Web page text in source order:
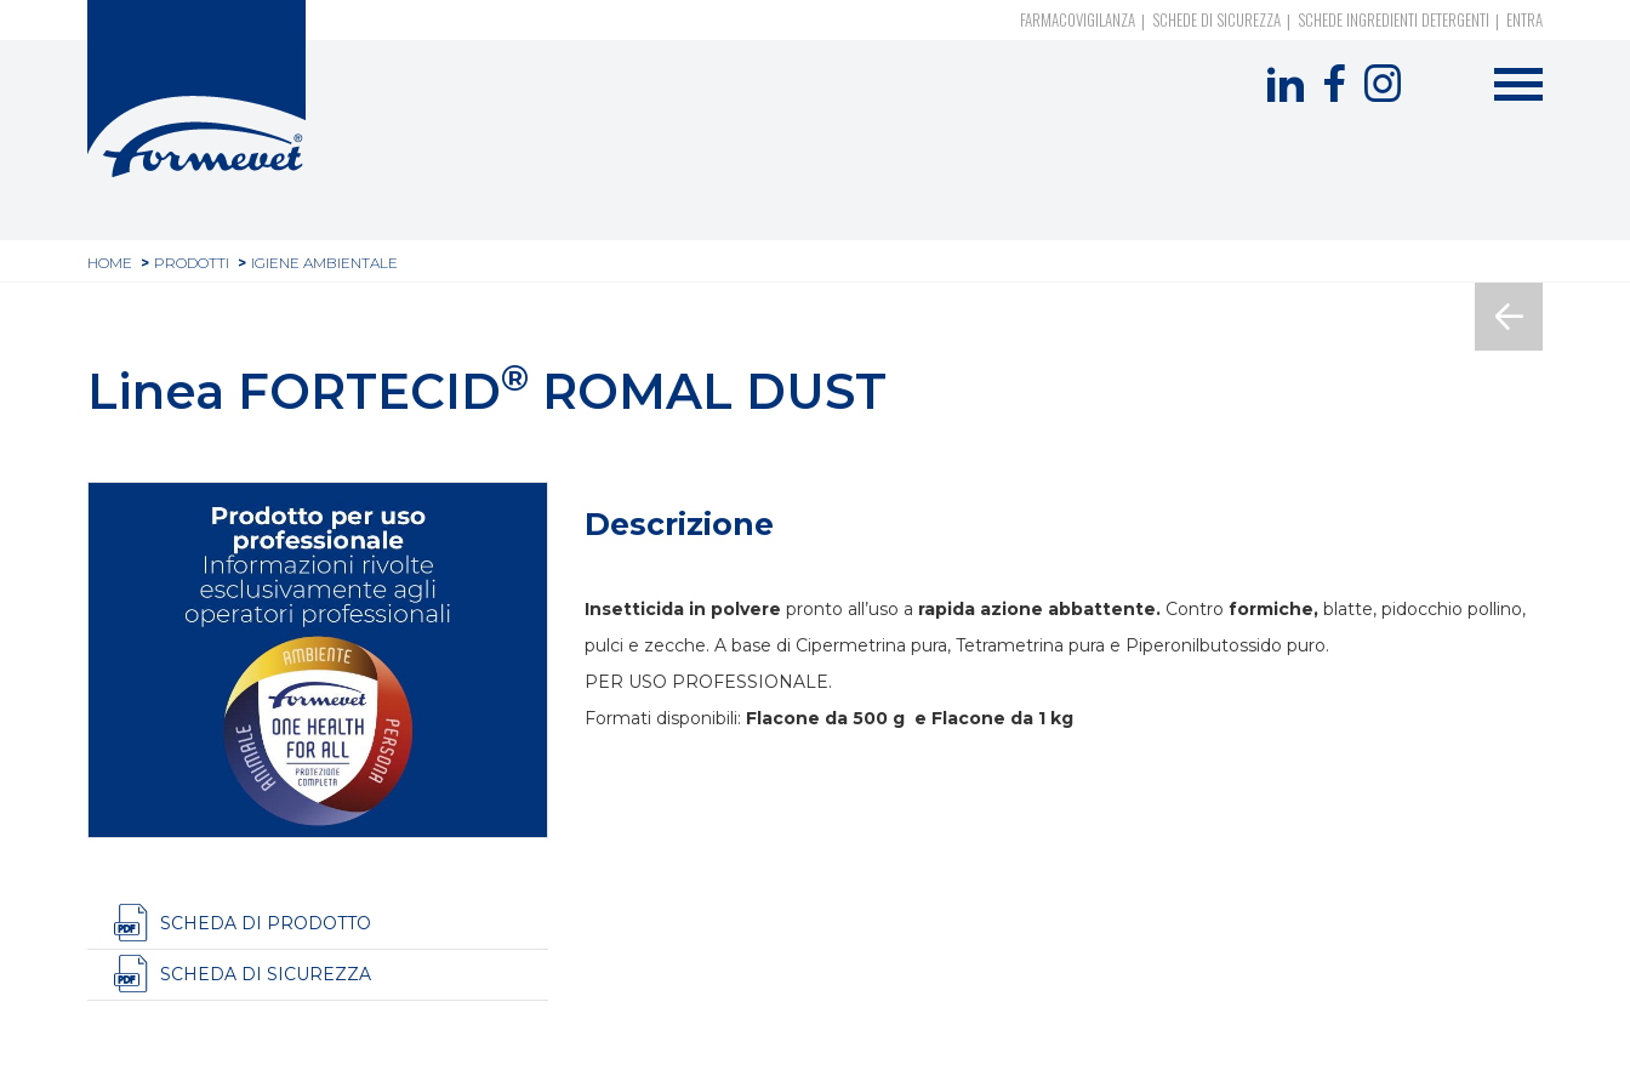
FARMACOVIGILANZA SCHEDE DI SICUREZZA SCHEDE INGREDIENTI DETERGENTI ENTRA
Formevet
Tu
qui
HOME PRODOTTI IGIENE AMBIENTALE
Linea FORTECID® ROMAL DUST
SCHEDA DI PRODOTTO
SCHEDA DI SICUREZZA
Descrizione
Insetticida in polvere pronto all’uso a rapida azione abbattente. Contro formiche, blatte, pidocchio pollino,
pulci e zecche. A base di Cipermetrina pura, Tetrametrina pura e Piperonilbutossido puro.
PER USO PROFESSIONALE.
Formati disponibili: Flacone da 500 g e Flacone da 1 kg